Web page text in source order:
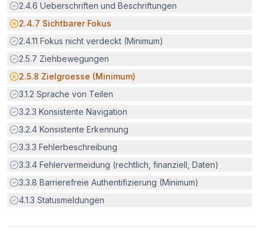
Erfüllt:
2.4.6 Ueberschriften und Beschriftungen
Potenzielle Barriere:
2.4.7 Sichtbarer Fokus
Erfüllt:
2.4.11 Fokus nicht verdeckt (Minimum)
Erfüllt:
2.5.7 Ziehbewegungen
Potenzielle Barriere:
2.5.8 Zielgroesse (Minimum)
Erfüllt:
3.1.2 Sprache von Teilen
Erfüllt:
3.2.3 Konsistente Navigation
Erfüllt:
3.2.4 Konsistente Erkennung
Erfüllt:
3.3.3 Fehlerbeschreibung
Erfüllt:
3.3.4 Fehlervermeidung (rechtlich, finanziell, Daten)
Erfüllt:
3.3.8 Barrierefreie Authentifizierung (Minimum)
Erfüllt:
4.1.3 Statusmeldungen